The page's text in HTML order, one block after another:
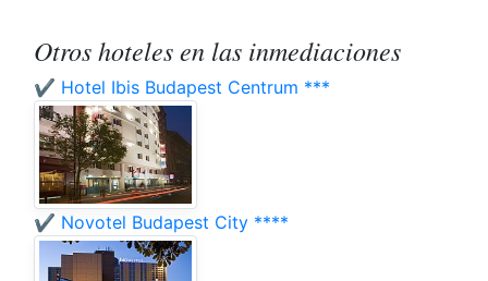
Otros hoteles en las inmediaciones
✔️ Hotel Ibis Budapest Centrum ***
✔️ Novotel Budapest City ****